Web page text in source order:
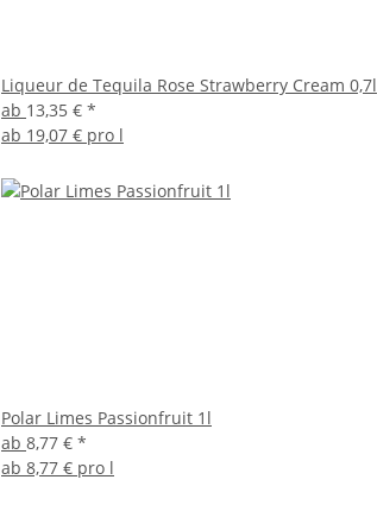
Liqueur de Tequila Rose Strawberry Cream 0,7l
ab 13,35 € *
ab 19,07 € pro l
Polar Limes Passionfruit 1l
ab 8,77 € *
ab 8,77 € pro l